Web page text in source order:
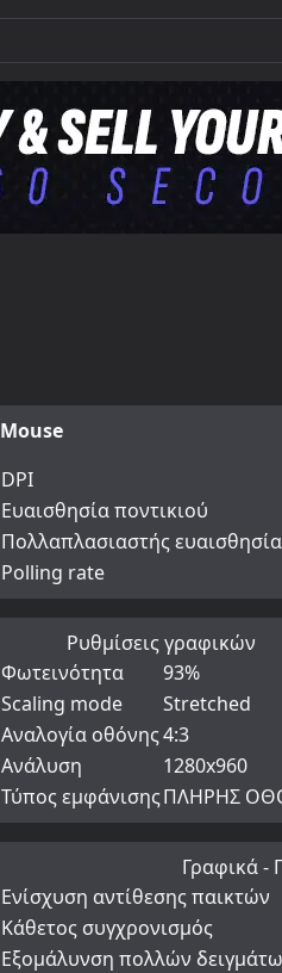
Mouse
DPI
Ευαισθησία ποντικιού
Πολλαπλασιαστής
Polling rate
Ρυθμίσεις γραφικών
Φωτεινότητα
93%
Scaling mode
Stretched
Αναλογία οθόνης4:3
Ανάλυση
1280x960
Τύπος εμφάνισηςΠΛΗΡΗΣ
Γραφικά -
Ενίσχυση αντίθεσης παικτών
Κάθετος συγχρονισμός
Εξομάλυνση πολλών